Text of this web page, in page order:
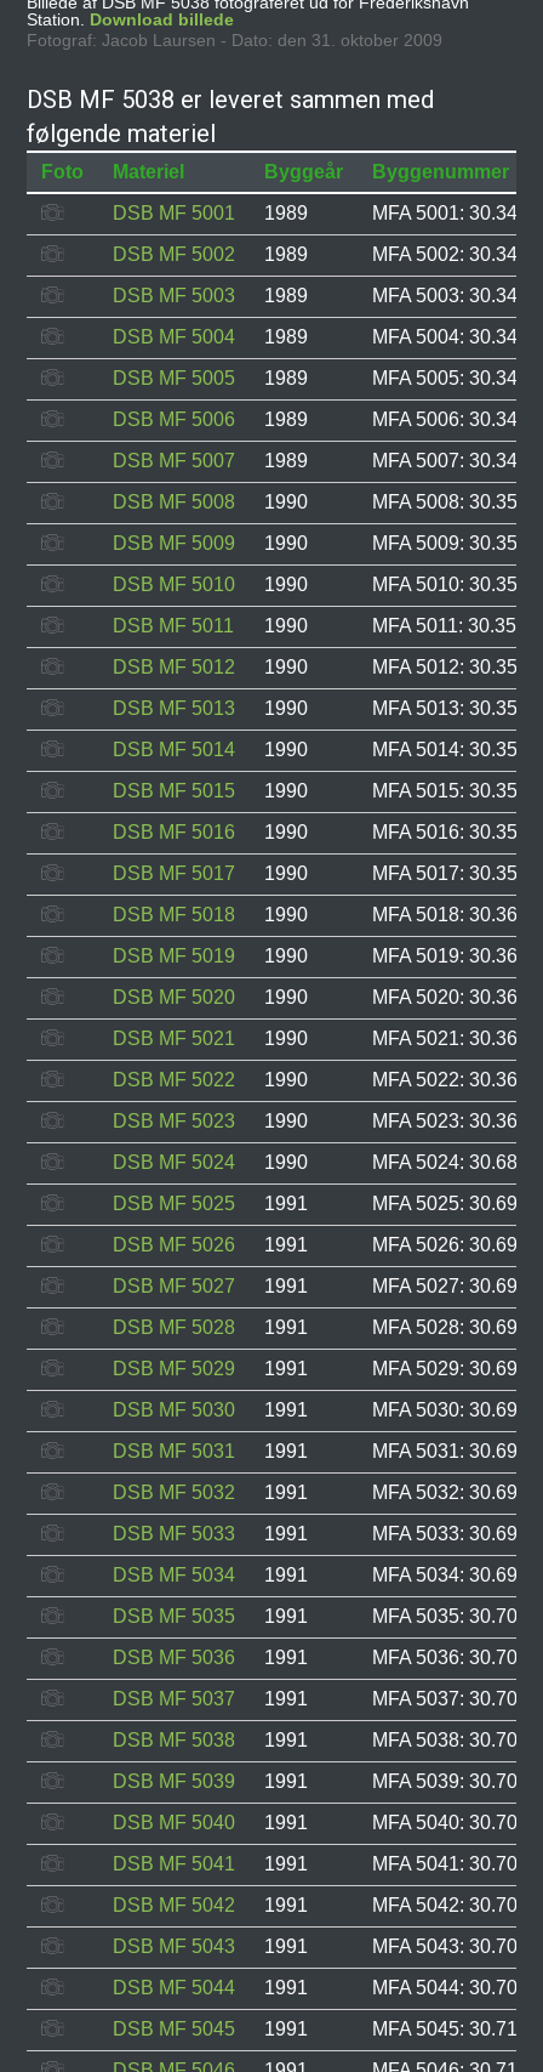
Station. Download billede
Fotograf: Jacob Laursen - Dato: den 31. oktober 2009
DSB MF 5038 er leveret sammen med
følgende materiel
Foto Materiel Byggeår
Byggenummer
DSB MF 5001
1989
MFA 5001:
DSB MF 5002
1989
MFA 5002:
DSB MF 5003
1989
MFA 5003:
DSB MF 5004
1989
MFA 5004:
DSB MF 5005
1989
MFA 5005:
DSB MF 5006
1989
MFA 5006:
DSB MF 5007
1989
MFA 5007:
DSB MF 5008
1990
MFA 5008:
DSB MF 5009
1990
MFA 5009:
DSB MF 5010
1990
MFA 5010:
DSB MF 5011
1990
MFA 5011: 30.353,
DSB MF 5012
1990
MFA 5012:
DSB MF 5013
1990
MFA 5013:
DSB MF 5014
1990
MFA 5014:
DSB MF 5015
1990
MFA 5015:
DSB MF 5016
1990
MFA 5016:
DSB MF 5017
1990
MFA 5017:
DSB MF 5018
1990
MFA 5018:
DSB MF 5019
1990
MFA 5019:
DSB MF 5020
1990
MFA 5020:
DSB MF 5021
1990
MFA 5021:
DSB MF 5022
1990
MFA 5022:
DSB MF 5023
1990
MFA 5023:
DSB MF 5024
1990
MFA 5024:
DSB MF 5025
1991
MFA 5025:
DSB MF 5026
1991
MFA 5026:
DSB MF 5027
1991
MFA 5027:
DSB MF 5028
1991
MFA 5028:
DSB MF 5029
1991
MFA 5029:
DSB MF 5030
1991
MFA 5030:
DSB MF 5031
1991
MFA 5031:
DSB MF 5032
1991
MFA 5032:
DSB MF 5033
1991
MFA 5033:
DSB MF 5034
1991
MFA 5034:
DSB MF 5035
1991
MFA 5035:
DSB MF 5036
1991
MFA 5036:
DSB MF 5037
1991
MFA 5037:
DSB MF 5038
1991
MFA 5038:
DSB MF 5039
1991
MFA 5039:
DSB MF 5040
1991
MFA 5040:
DSB MF 5041
1991
MFA 5041:
DSB MF 5042
1991
MFA 5042:
DSB MF 5043
1991
MFA 5043:
DSB MF 5044
1991
MFA 5044:
DSB MF 5045
1991
MFA 5045: